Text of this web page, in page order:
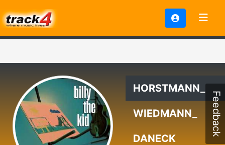
HORSTMANN_
WIEDMANN_
DANECK
Feedback